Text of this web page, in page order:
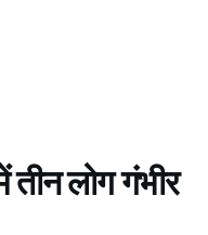
लोग गंभीर